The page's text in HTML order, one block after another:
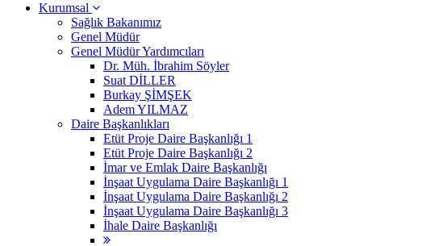
Kurumsal
Sağlık Bakanımız
Genel Müdür
Genel Müdür Yardımcıları
Dr. Müh. İbrahim Söyler
Suat DİLLER
Burkay ŞİMŞEK
Adem YILMAZ
Daire Başkanlıkları
Etüt Proje Daire Başkanlığı 1
Etüt Proje Daire Başkanlığı 2
İmar ve Emlak Daire Başkanlığı
İnşaat Uygulama Daire Başkanlığı 1
İnşaat Uygulama Daire Başkanlığı 2
İnşaat Uygulama Daire Başkanlığı 3
İhale Daire Başkanlığı